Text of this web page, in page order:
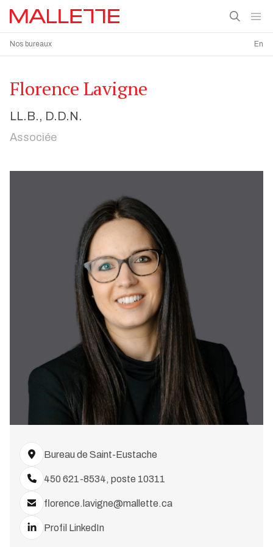
Nos bureaux En
Florence Lavigne
LL.B., D.D.N.
Associée
Bureau de Saint-Eustache
450 621-8534, poste 10311
florence.lavigne@mallette.ca
Profil LinkedIn